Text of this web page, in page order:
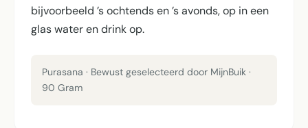
bijvoorbeeld ’s ochtends en ’s avonds, op in een
glas water en drink op.
Purasana · Bewust geselecteerd door MijnBuik ·
90 Gram